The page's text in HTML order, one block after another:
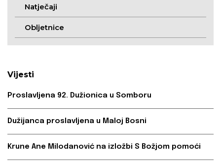
Natječaji
Obljetnice
Vijesti
Proslavljena 92. Dužionica u Somboru
Dužijanca proslavljena u Maloj Bosni
Krune Ane Milodanović na izložbi S Božjom pomoći